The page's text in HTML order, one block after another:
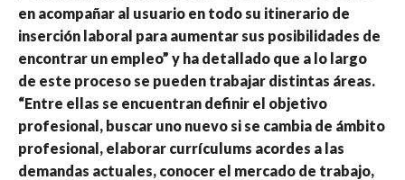
en acompañar al usuario en todo su itinerario de
inserción laboral para aumentar sus posibilidades de
encontrar un empleo” y ha detallado que a lo largo
de este proceso se pueden trabajar distintas áreas.
“Entre ellas se encuentran definir el objetivo
profesional, buscar uno nuevo si se cambia de ámbito
profesional, elaborar currículums acordes a las
demandas actuales, conocer el mercado de trabajo,